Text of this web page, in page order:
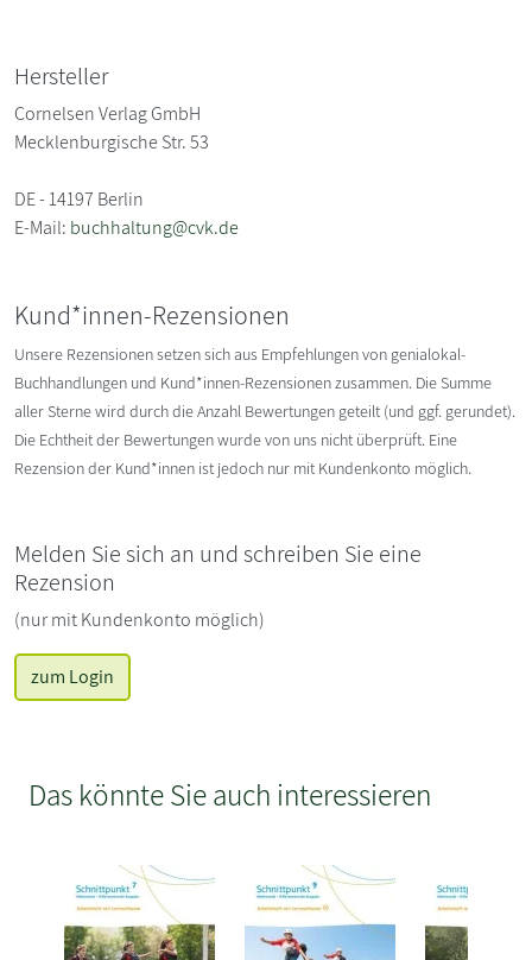
Hersteller
Cornelsen Verlag GmbH
Mecklenburgische Str. 53
DE - 14197 Berlin
E-Mail: buchhaltung@cvk.de
Kund*innen-Rezensionen
Unsere Rezensionen setzen sich aus Empfehlungen von genialokal-
Buchhandlungen und Kund*innen-Rezensionen zusammen. Die Summe
aller Sterne wird durch die Anzahl Bewertungen geteilt (und ggf. gerundet).
Die Echtheit der Bewertungen wurde von uns nicht überprüft. Eine
Rezension der Kund*innen ist jedoch nur mit Kundenkonto möglich.
Melden Sie sich an und schreiben Sie eine
Rezension
(nur mit Kundenkonto möglich)
zum Login
Das könnte Sie auch interessieren